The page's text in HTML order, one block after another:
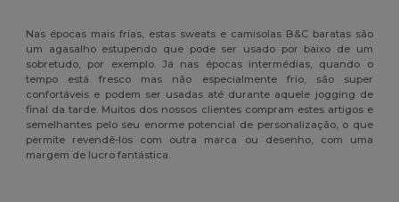
Nas épocas mais frias, estas sweats e camisolas B&C baratas são
um agasalho estupendo que pode ser usado por baixo de um
sobretudo, por exemplo. Já nas épocas intermédias, quando o
tempo está fresco mas não especialmente frio, são super
confortáveis e podem ser usadas até durante aquele jogging de
final da tarde. Muitos dos nossos clientes compram estes artigos e
semelhantes pelo seu enorme potencial de personalização, o que
permite revendê-los com outra marca ou desenho, com uma
margem de lucro fantástica.